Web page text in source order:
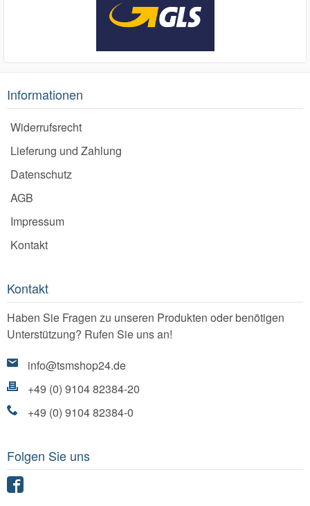
Informationen
Widerrufsrecht
Lieferung und Zahlung
Datenschutz
AGB
Impressum
Kontakt
Kontakt
Haben Sie Fragen zu unseren Produkten oder benötigen
Unterstützung? Rufen Sie uns an!
info@tsmshop24.de
+49 (0) 9104 82384-20
+49 (0) 9104 82384-0
Folgen Sie uns